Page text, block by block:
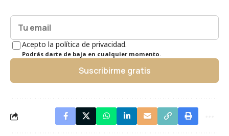
Acepto la política de privacidad.
Podrás darte de baja en cualquier momento.
Suscribirme gratis